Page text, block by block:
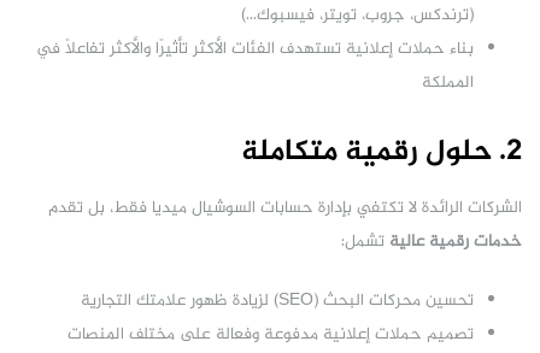
(ترندكس، جروب، تويتر، فيسبوك…)
بناء حملات إعلانية تستهدف الفئات الأكثر تأثيرًا والأكثر تفاعلًا في
المملكة
2. حلول رقمية متكاملة
الشركات الرائدة لا تكتفي بإدارة حسابات السوشيال ميديا فقط، بل تقدم
خدمات رقمية عالية تشمل:
تحسين محركات البحث (SEO) لزيادة ظهور علامتك التجارية
تصميم حملات إعلانية مدفوعة وفعالة على مختلف المنصات